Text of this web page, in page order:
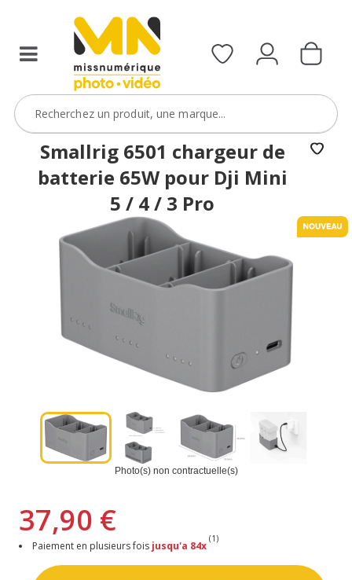
Smallrig 6501 chargeur de
batterie 65W pour Dji Mini
5 / 4 / 3 Pro
Photo(s) non contractuelle(s)
37,90 €
Paiement en plusieurs fois jusqu'a 84x
(1)